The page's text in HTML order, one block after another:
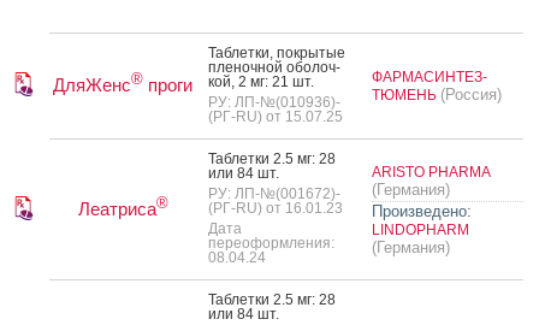
ДляЖенс® проги
Таб­летки, пок­ры­тые
пле­ноч­ной обо­лоч­
кой, 2 мг: 21 шт.
РУ: ЛП-№(010936)-
(РГ-RU) от 15.07.25
ФАРМАСИНТЕЗ-
ТЮМЕНЬ (Россия)
Леатриса®
Таб­летки 2.5 мг: 28
или 84 шт.
РУ: ЛП-№(001672)-
(РГ-RU) от 16.01.23
Дата
переоформления:
08.04.24
ARISTO PHARMA
(Германия)
Произведено:
LINDOPHARM
(Германия)
Таб­летки 2.5 мг: 28
или 84 шт.